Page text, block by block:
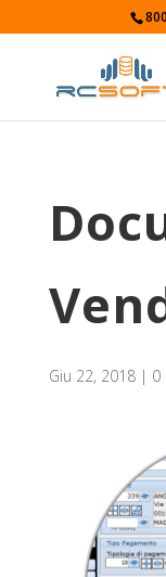
Giu 22, 2018| 0